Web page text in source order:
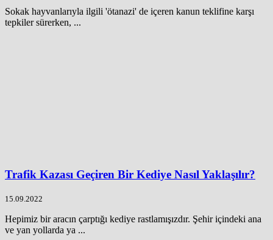
Sokak hayvanlarıyla ilgili 'ötanazi' de içeren kanun teklifine karşı
tepkiler sürerken, ...
Trafik Kazası Geçiren Bir Kediye Nasıl Yaklaşılır?
15.09.2022
Hepimiz bir aracın çarptığı kediye rastlamışızdır. Şehir içindeki ana
ve yan yollarda ya ...